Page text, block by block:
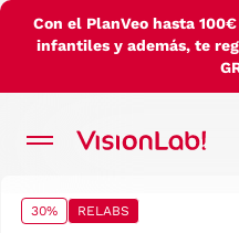
Con el PlanVeo hasta
infantiles y además, te
30% RELABS